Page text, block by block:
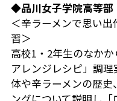
◆品川女子学院高等部
＜辛ラーメンで思い
習＞
高校1・2年生のなか
アレンジレシピ」調
体や辛ラーメンの歴史